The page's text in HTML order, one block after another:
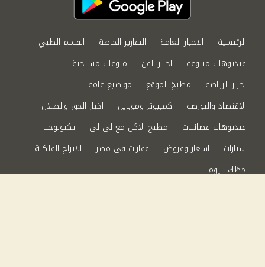
الرئيسية الاخبار العامة التقارير الخاصة
القسم الطبي
فيديوهات متنوعة
اخبار الفن
منوعات مسيحية
اخبار الرياضة
مطبخ الموقع
مواضيع عامة
الاقتصاد والبورصة
كمبيوتر وموبايل
اخبار الحق والضلال
فيديوهات فضائيات
مطبخ الاكل مع لى لى
تكنولوجيا
سيارات
اسعار وعروض عقارات في مصر
الابراج الفلكية
حظك اليوم